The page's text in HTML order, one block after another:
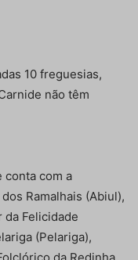
10 freguesias,
não têm
com a
Ramalhais (Abiul),
da Felicidade
(Pelariga),